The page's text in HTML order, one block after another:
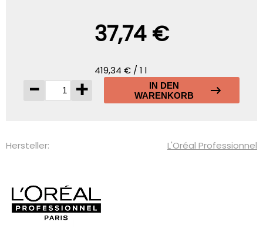
37,74 €
419,34 € / 1 l
- +
IN DEN
WARENKORB
Hersteller: L'Oréal Professionnel